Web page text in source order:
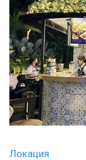
Локация